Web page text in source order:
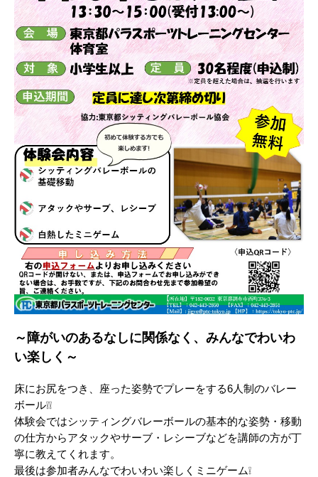
～障がいのあるなしに関係なく、みんなでわいわ
い楽しく～
床にお尻をつき、座った姿勢でプレーをする6人制のバレー
ボール❕❕
体験会ではシッティングバレーボールの基本的な姿勢・移動
の仕方からアタックやサーブ・レシーブなどを講師の方が丁
寧に教えてくれます。
最後は参加者みんなでわいわい楽しくミニゲーム❕